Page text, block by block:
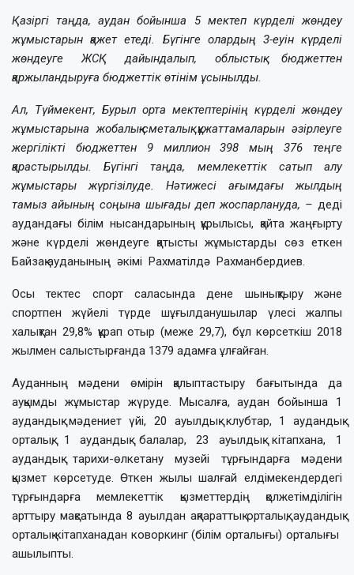
Қазіргі таңда, аудан бойынша 5 мектеп күрделі жөндеу
жұмыстарын қажет етеді. Бүгінге олардың 3-еуін күрделі
жөндеуге ЖСҚ дайындалып, облыстық бюджеттен
қаржыландыруға бюджеттік өтінім ұсынылды.
Ал, Түймекент, Бурыл орта мектептерінің күрделі жөндеу
жұмыстарына жобалық-сметалық құжаттамаларын әзірлеуге
жергілікті бюджеттен 9 миллион 398 мың 376 теңге
қарастырылды. Бүгінгі таңда, мемлекеттік сатып алу
жұмыстары жүргізілуде. Нәтижесі ағымдағы жылдың
тамыз айының соңына шығады деп жоспарлануда, – деді
аудандағы білім нысандарының құрылысы, қайта жаңғырту
және күрделі жөндеуге қатысты жұмыстарды сөз еткен
Байзақ ауданының әкімі Рахматілдә Рахманбердиев.
Осы тектес спорт саласында дене шынықтыру және
спортпен жүйелі түрде шұғылданушылар үлесі жалпы
халықтан 29,8% құрап отыр (меже 29,7), бұл көрсеткіш 2018
жылмен салыстырғанда 1379 адамға ұлғайған.
Ауданның мәдени өмірін қалыптастыру бағытында да
ауқымды жұмыстар жүруде. Мысалға, аудан бойынша 1
аудандық мәдениет үйі, 20 ауылдық клубтар, 1 аудандық
орталық, 1 аудандық балалар, 23 ауылдық кітапхана, 1
аудандық тарихи-өлкетану музейі тұрғындарға мәдени
қызмет көрсетуде. Өткен жылы шалғай елдімекендердегі
тұрғындарға мемлекеттік қызметтердің қолжетімділігін
арттыру мақсатында 8 ауылдан ақпараттық орталық, аудандық
орталық кітапханадан коворкинг (білім орталығы) орталығы
ашылыпты.